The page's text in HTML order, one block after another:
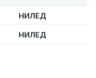
НИЛЕД
НИЛЕД